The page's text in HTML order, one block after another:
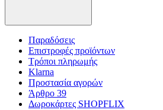
Παραδόσεις
Επιστροφές προϊόντων
Τρόποι πληρωμής
Klarna
Προστασία αγορών
Άρθρο 39
Δωροκάρτες SHOPFLIX